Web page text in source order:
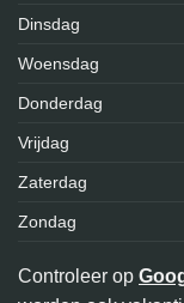
Dinsdag
Woensdag
Donderdag
Vrijdag
Zaterdag
Zondag
Controleer op